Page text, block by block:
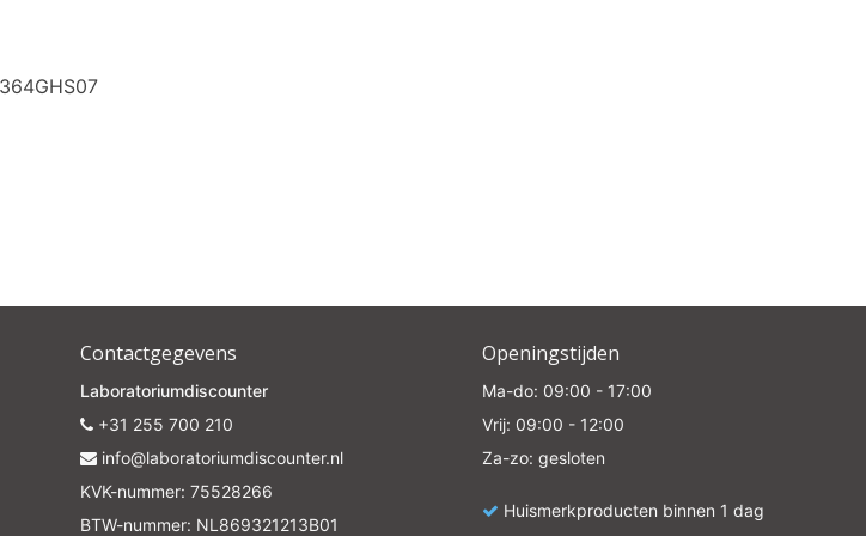
Contactgegevens
Laboratoriumdiscounter
+31 255 700 210
info@laboratoriumdiscounter.nl
KVK-nummer: 75528266
BTW-nummer: NL869321213B01
Openingstijden
Ma-do: 09:00 - 17:00
Vrij: 09:00 - 12:00
Za-zo: gesloten
Huismerkproducten binnen 1 dag